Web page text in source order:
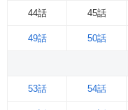
44話 45話
49話 50話
53話 54話